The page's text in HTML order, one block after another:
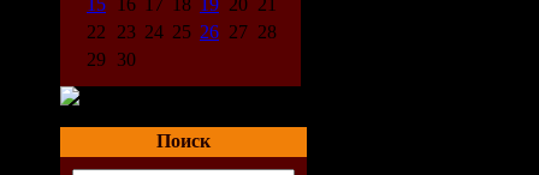
15
16 17 18 19 20 21
22
23 24 25 26 27 28
29 30
Поиск